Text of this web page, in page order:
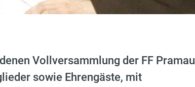
Vollversammlung der FF Pramau
sowie Ehrengäste, mit